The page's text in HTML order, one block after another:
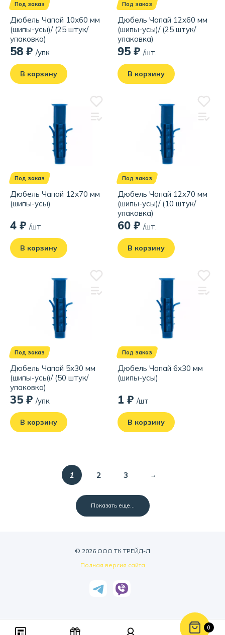
Под заказ
Дюбель Чапай 10х60 мм
(шипы-усы)/ (25 штук/
упаковка)
58 ₽ /упк
В корзину
Под заказ
Дюбель Чапай 12х60 мм
(шипы-усы)/ (25 штук/
упаковка)
95 ₽ /шт.
В корзину
Под заказ
Дюбель Чапай 12х70 мм
(шипы-усы)
4 ₽ /шт
В корзину
Под заказ
Дюбель Чапай 12х70 мм
(шипы-усы)/ (10 штук/
упаковка)
60 ₽ /шт.
В корзину
Под заказ
Дюбель Чапай 5х30 мм
(шипы-усы)/ (50 штук/
упаковка)
35 ₽ /упк
В корзину
Под заказ
Дюбель Чапай 6х30 мм
(шипы-усы)
1 ₽ /шт
В корзину
1 2 3
Показать еще...
© 2026 ООО ТК ТРЕЙД-Л
Полная версия сайта
0